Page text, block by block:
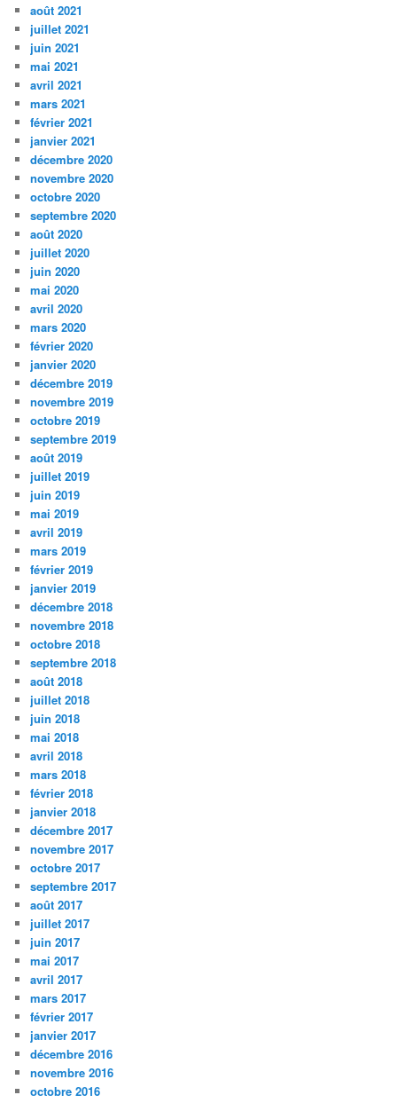
août 2021
juillet 2021
juin 2021
mai 2021
avril 2021
mars 2021
février 2021
janvier 2021
décembre 2020
novembre 2020
octobre 2020
septembre 2020
août 2020
juillet 2020
juin 2020
mai 2020
avril 2020
mars 2020
février 2020
janvier 2020
décembre 2019
novembre 2019
octobre 2019
septembre 2019
août 2019
juillet 2019
juin 2019
mai 2019
avril 2019
mars 2019
février 2019
janvier 2019
décembre 2018
novembre 2018
octobre 2018
septembre 2018
août 2018
juillet 2018
juin 2018
mai 2018
avril 2018
mars 2018
février 2018
janvier 2018
décembre 2017
novembre 2017
octobre 2017
septembre 2017
août 2017
juillet 2017
juin 2017
mai 2017
avril 2017
mars 2017
février 2017
janvier 2017
décembre 2016
novembre 2016
octobre 2016